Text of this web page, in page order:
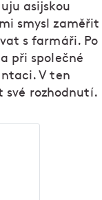
asijskou
smysl zaměřit
s farmáři. Po
při společné
V ten
své rozhodnutí.